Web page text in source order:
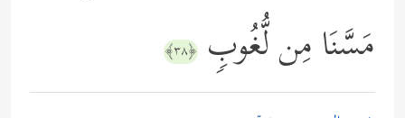
مَسَّنَا مِن لُّغُوبࣲ ﴿٣٨﴾